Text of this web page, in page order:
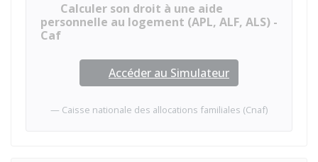
Calculer son droit à une aide
personnelle au logement (APL, ALF, ALS) -
Caf
Accéder au Simulateur
Caisse nationale des allocations familiales (Cnaf)